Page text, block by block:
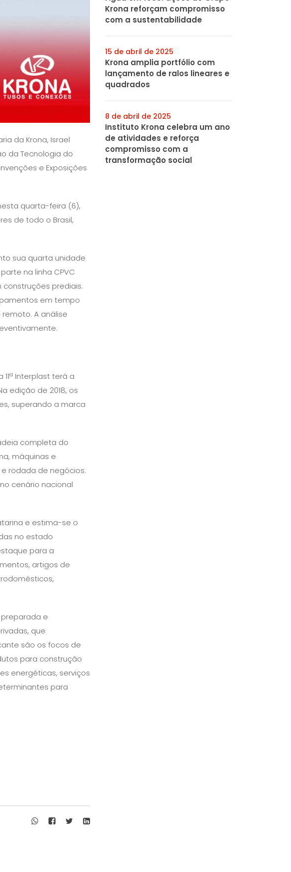
da Krona, Israel
da Tecnologia do
e Exposições
quarta-feira (6),
de todo o Brasil,
sua quarta unidade
na linha CPVC
prediais.
em tempo
A análise
Interplast terá a
edição de 2018, os
superando a marca
completa do
máquinas e
rodada de negócios.
cenário nacional
e estima-se o
no estado
para a
artigos de
e
que
são os focos de
para construção
energéticas, serviços
para
Krona reforçam compromisso
com a sustentabilidade
15 de abril de 2025
Krona amplia portfólio com
lançamento de ralos lineares e
quadrados
8 de abril de 2025
Instituto Krona celebra um ano
de atividades e reforça
compromisso com a
transformação social